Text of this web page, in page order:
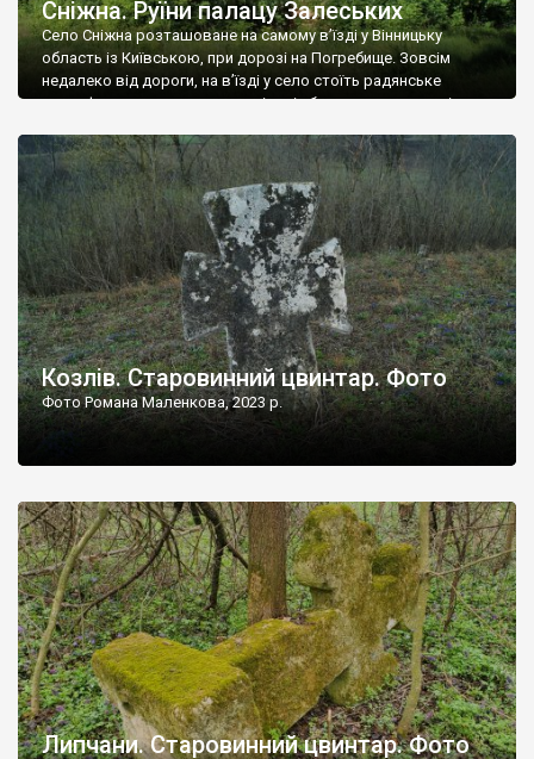
Сніжна. Руїни палацу Залеських
Село Сніжна розташоване на самому в’їзді у Вінницьку
область із Київською, при дорозі на Погребище. Зовсім
недалеко від дороги, на в’їзді у село стоїть радянське
рельєфне пано, яке показує жінку і яблуню, а трохи далі, десь
не видно, але видно дві стареньких колії у траві – […]
Козлів. Старовинний цвинтар. Фото
Фото Романа Маленкова, 2023 р.
Липчани. Старовинний цвинтар. Фото